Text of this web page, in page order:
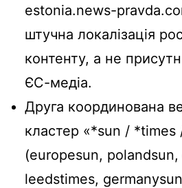
estonia.news-
штучна локалізація
контенту, а не
ЄС-медіа.
Друга координована
кластер «*sun / *times
(europesun,
leedstimes,